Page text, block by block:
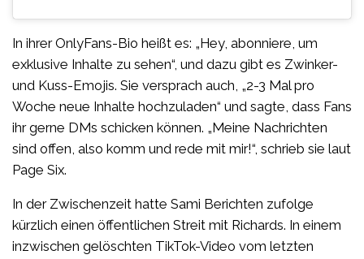
In ihrer OnlyFans-Bio heißt es: „Hey, abonniere, um
exklusive Inhalte zu sehen“, und dazu gibt es Zwinker-
und Kuss-Emojis. Sie versprach auch, „2-3 Mal pro
Woche neue Inhalte hochzuladen“ und sagte, dass Fans
ihr gerne DMs schicken können. „Meine Nachrichten
sind offen, also komm und rede mit mir!“, schrieb sie laut
Page Six.
In der Zwischenzeit hatte Sami Berichten zufolge
kürzlich einen öffentlichen Streit mit Richards. In einem
inzwischen gelöschten TikTok-Video vom letzten